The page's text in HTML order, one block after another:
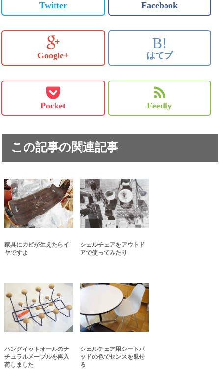
Twitter Facebook
Google+
B!
はてブ
Pocket Feedly
この記事の関連記事
家具にカビが生えたらイ
ヤですよ
シェルチェアをアウトド
アで使ってみたり
ハングイットオールのナ
チュラルメープルを再入
荷しました
シェルチェア用シートパ
ッドの色でセンスを魅せ
る